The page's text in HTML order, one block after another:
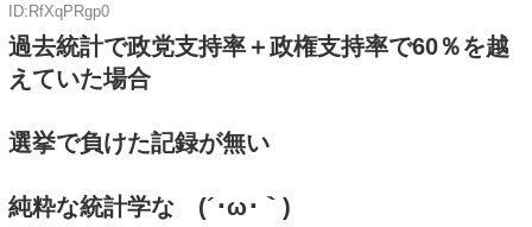
ID:RfXqPRgp0
過去統計で政党支持率＋政権支持率で60％を越
えていた場合
選挙で負けた記録が無い
純粋な統計学な (´･ω･｀)